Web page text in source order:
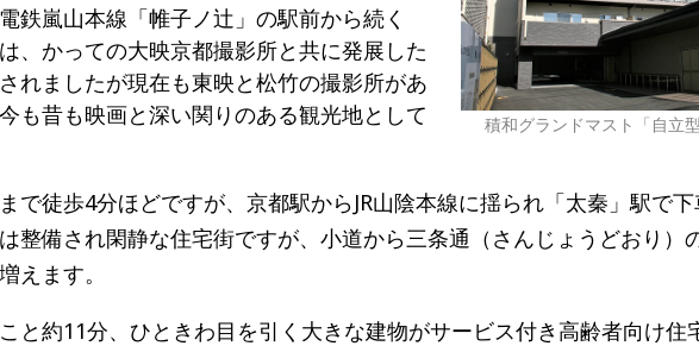
積和グランドマスト「自立
鉄嵐山本線「帷子ノ辻」の駅前から続く
、かっての大映京都撮影所と共に発展した
れましたが現在も東映と松竹の撮影所があ
も昔も映画と深い関りのある観光地として
で徒歩4分ほどですが、京都駅からJR山陰本線に揺られ「太秦」駅で下
整備され閑静な住宅街ですが、小道から三条通（さんじょうどおり）
えます。
と約11分、ひときわ目を引く大きな建物がサービス付き高齢者向け住